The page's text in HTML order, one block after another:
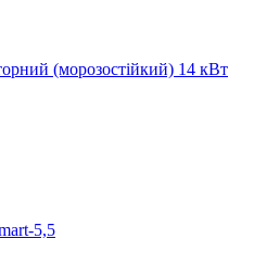
(морозостійкий) 14 кВт
5,5